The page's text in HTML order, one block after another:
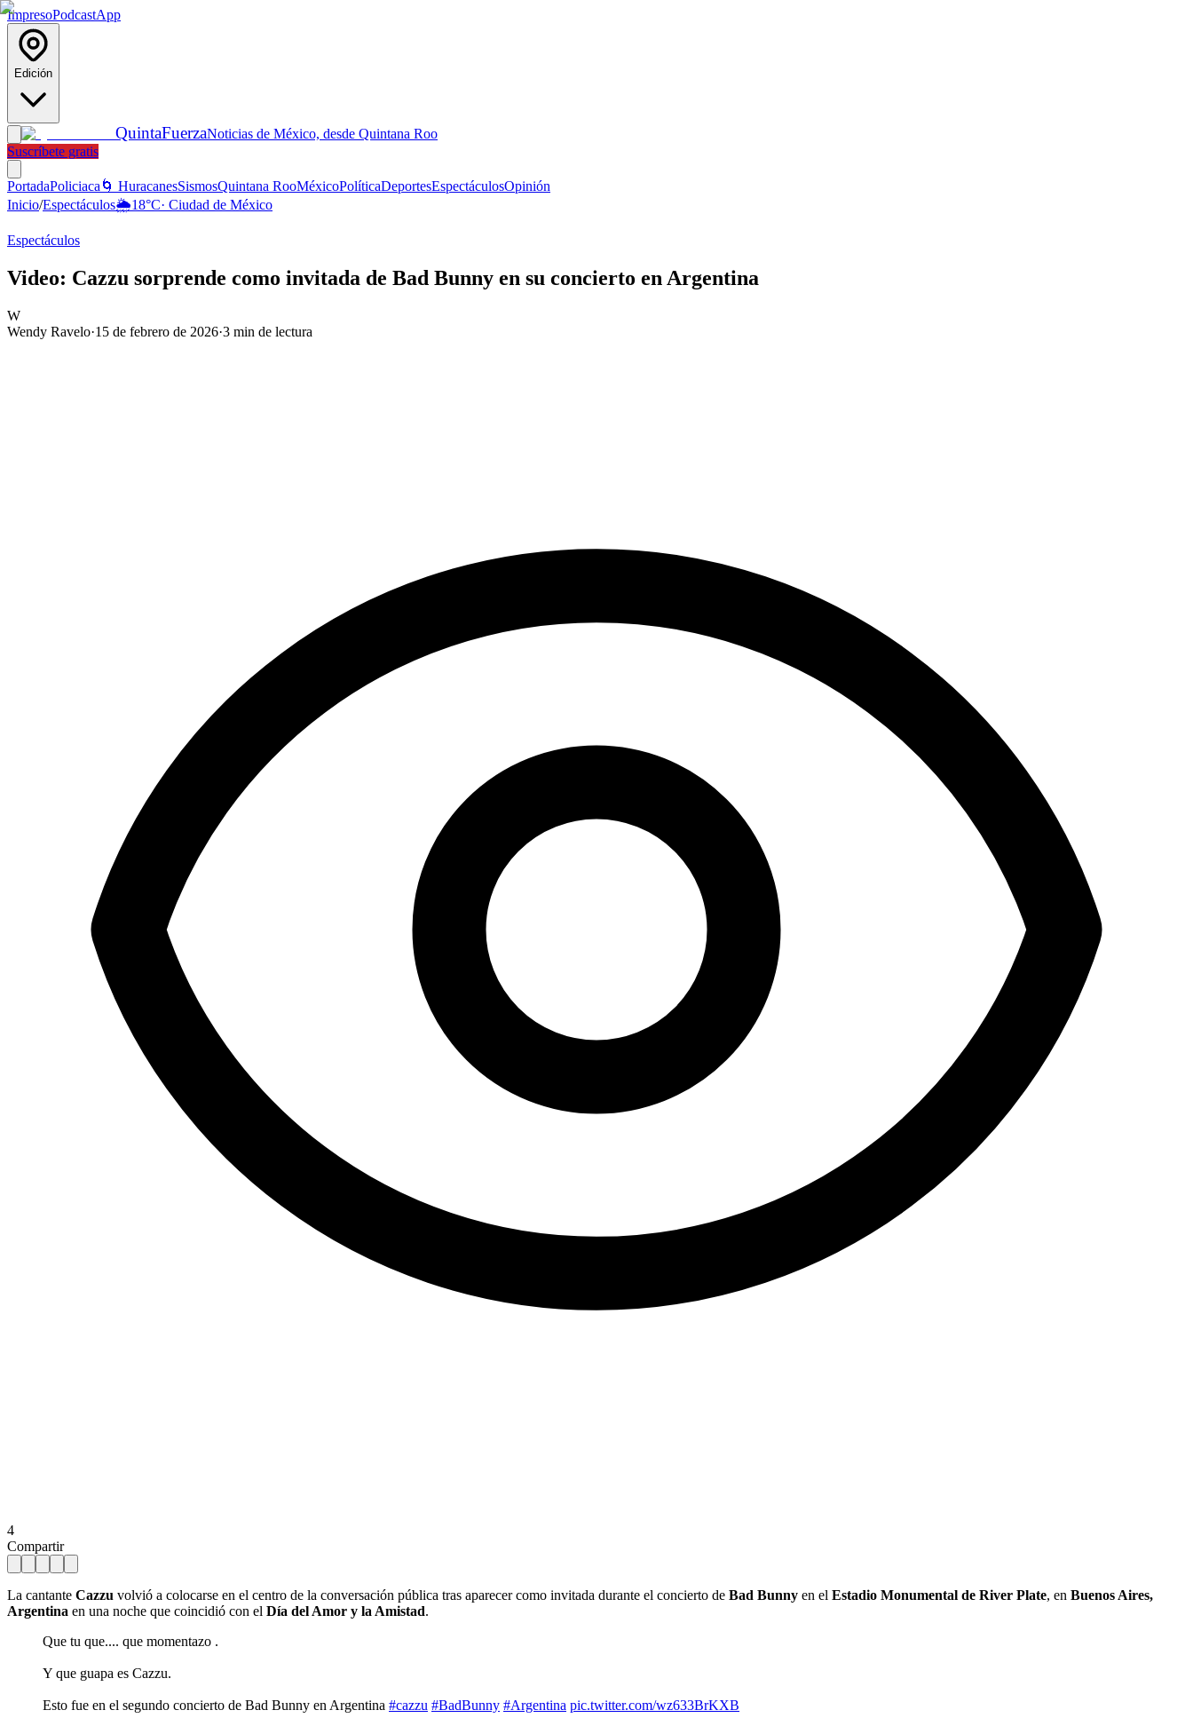
ImpresoPodcastApp
Edición
QuintaFuerzaNoticias de México, desde Quintana Roo
Suscríbete gratis
PortadaPoliciaca 🌀 HuracanesSismosQuintana RooMéxicoPolíticaDeportesEspectáculosOpinión
Inicio/Espectáculos🌦️18°C· Ciudad de México
Espectáculos
Video: Cazzu sorprende como invitada de Bad Bunny en su concierto en Argentina
W
Wendy Ravelo·15 de febrero de 2026·3 min de lectura
4
Compartir
La cantante Cazzu volvió a colocarse en el centro de la conversación pública tras aparecer como invitada durante el concierto de Bad Bunny en el Estadio Monumental de River Plate, en Buenos Aires,
Argentina en una noche que coincidió con el Día del Amor y la Amistad.
Que tu que.... que momentazo .
Y que guapa es Cazzu.
Esto fue en el segundo concierto de Bad Bunny en Argentina #cazzu #BadBunny #Argentina pic.twitter.com/wz633BrKXB